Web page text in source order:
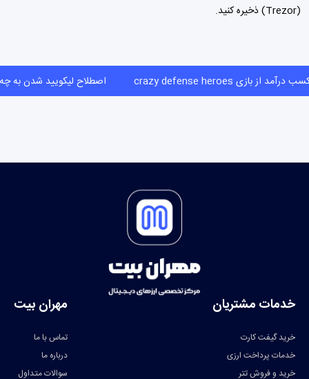
(Trezor) ذخیره کنید.
کسب درآمد از بازی crazy defense heroes اصطلاح لیکویید شدن
خدمات مشتریان
خرید گیفت کارت
خدمات پرداخت ارزی
خرید و فروش تتر
مهران بیت
تماس با ما
درباره ما
سوالات متداول